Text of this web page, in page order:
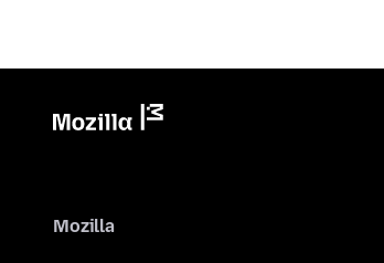
Mozilla